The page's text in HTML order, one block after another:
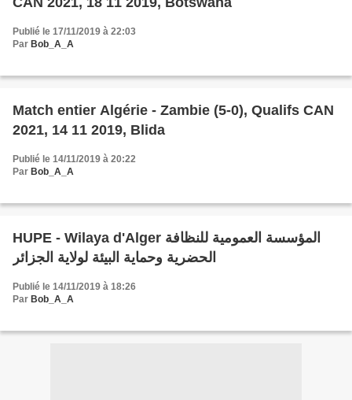
Publié le 17/11/2019 à 22:03
Par Bob_A_A
Match entier Algérie - Zambie (5-0), Qualifs CAN
2021, 14 11 2019, Blida
Publié le 14/11/2019 à 20:22
Par Bob_A_A
HUPE - Wilaya d'Alger المؤسسة العمومية للنظافة
الحضرية وحماية البيئة لولاية الجزائر
Publié le 14/11/2019 à 18:26
Par Bob_A_A